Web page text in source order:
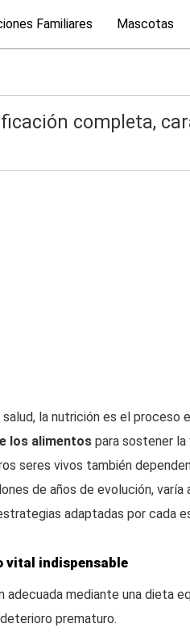
Familiares Mascotas
completa,
la nutrición es el proceso
los alimentos para sostener la
seres vivos también
de años de evolución,
adaptadas por cada
vital indispensable
adecuada mediante una dieta
prematuro.